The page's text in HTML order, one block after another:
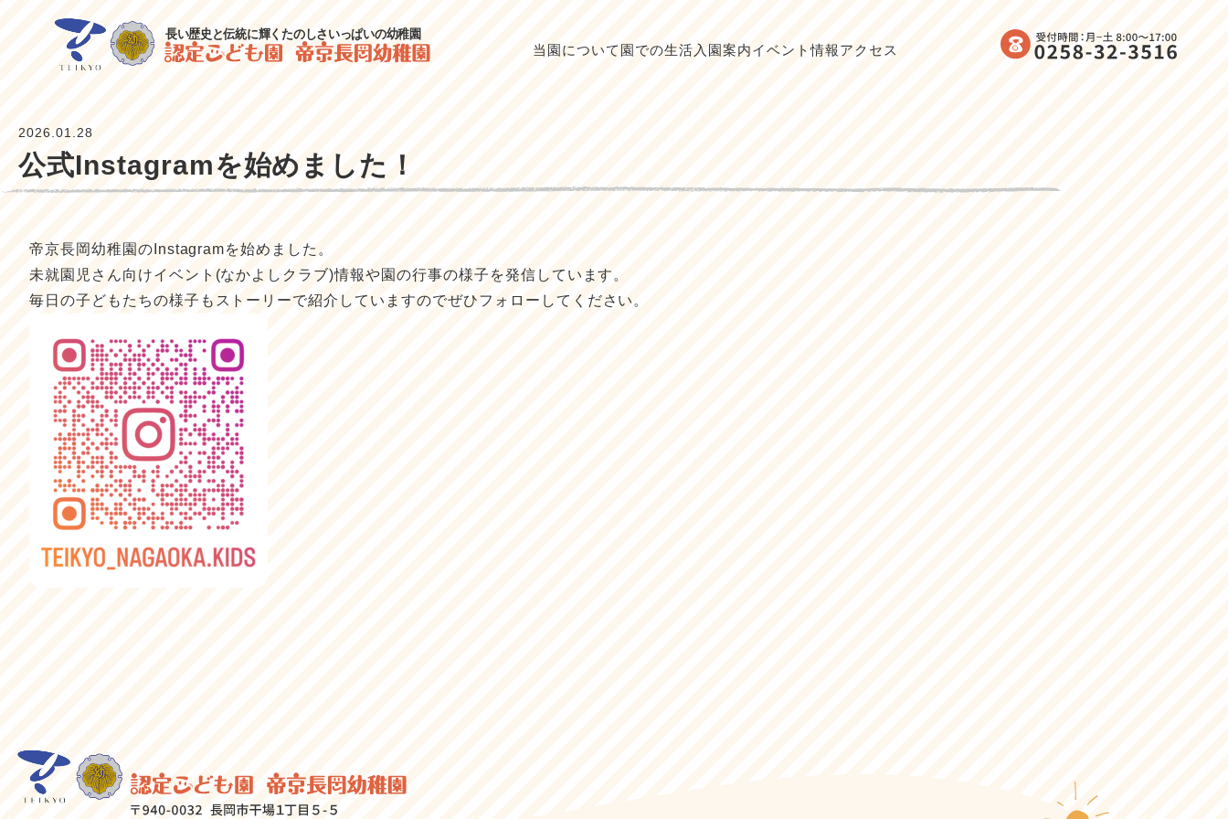
当園について園での生活 入園案内イベント情報アクセス
2026.01.28
公式Instagramを始めました！
帝京長岡幼稚園のInstagramを始めました。
未就園児さん向けイベント(なかよしクラブ)情報や園の行事の様子を発信しています。
毎日の子どもたちの様子もストーリーで紹介していますのでぜひフォローしてください。